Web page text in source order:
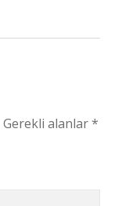
Gerekli alanlar*